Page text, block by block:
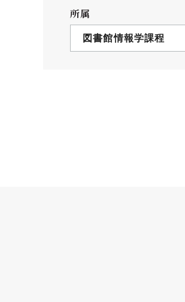
３Dパノラマビュー
所属
図書館情報学課程